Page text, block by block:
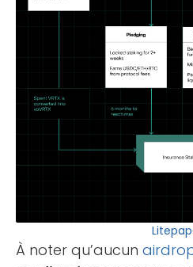
À noter qu’aucun